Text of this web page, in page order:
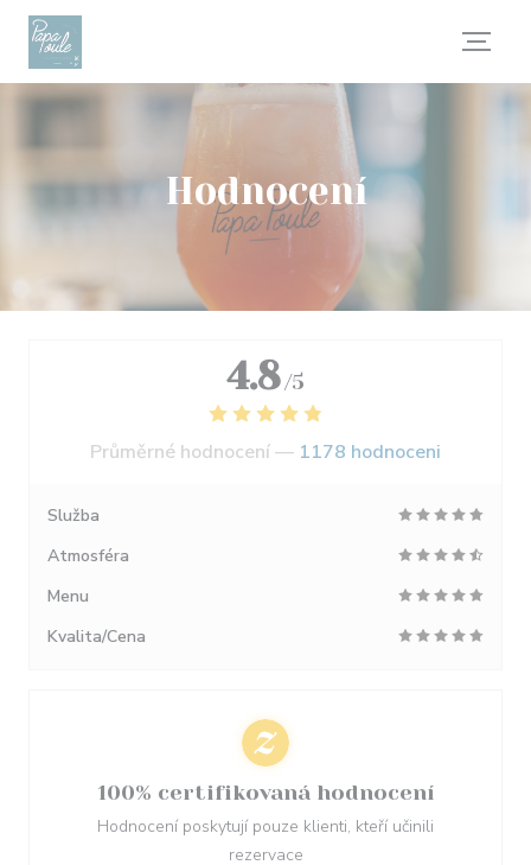
Panel pro správu cookies
Hodnocení
4.8 /5
Průměrné hodnocení — 1178 hodnoceni
Služba
Atmosféra
Menu
Kvalita/Cena
100% certifikovaná hodnocení
Hodnocení poskytují pouze klienti, kteří učinili
rezervace